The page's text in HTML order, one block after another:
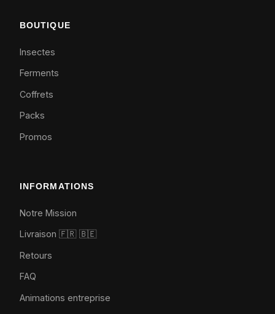
BOUTIQUE
Insectes
Ferments
Coffrets
Packs
Promos
INFORMATIONS
Notre Mission
Livraison 🇫🇷 🇧🇪
Retours
FAQ
Animations entreprise